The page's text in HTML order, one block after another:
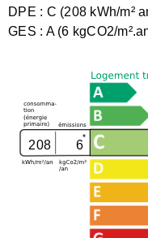
DPE : C (208 kWh/m²
GES : A (6 kgCO2/
208 6